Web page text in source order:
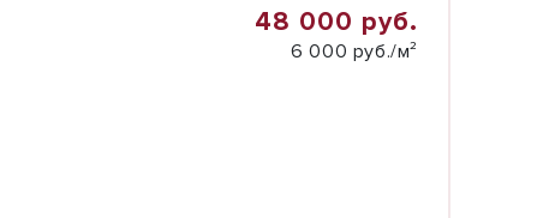
48 000 руб.
6 000 руб./м²